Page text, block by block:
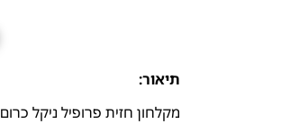
תיאור:
מקלחון חזית פרופיל ניקל כרום